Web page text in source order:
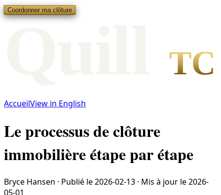
Coordonner ma clôture
TC
AccueilView in English
Le processus de clôture
immobilière étape par étape
Bryce Hansen · Publié le2026-02-13 · Mis à jour le2026-
05-01